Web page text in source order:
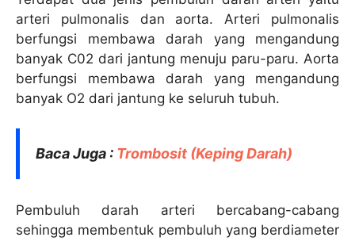
arteri pulmonalis dan aorta. Arteri pulmonalis
berfungsi membawa darah yang mengandung
banyak C02 dari jantung menuju paru-paru. Aorta
berfungsi membawa darah yang mengandung
banyak O2 dari jantung ke seluruh tubuh.
Baca Juga : Trombosit (Keping Darah)
Pembuluh darah arteri bercabang-cabang
sehingga membentuk pembuluh yang berdiameter